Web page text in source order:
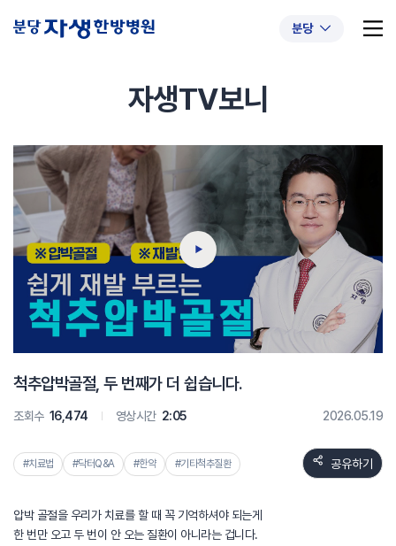
분당
추천 검색어 #초음파약침 #척추압박골절
#교통사고후유증 #허리디스크 #목디스크
#추나요법
자생TV보니
척추압박골절, 두 번째가 더 쉽습니다.
조회수 16,474 영상시간 2:05 2026.05.19
#치료법 #닥터Q&A #한약 #기타척추질환 공유하기
압박 골절을 우리가 치료를 할 때 꼭 기억하셔야 되는게
한 번만 오고 두 번이 안 오는 질환이 아니라는 겁니다.